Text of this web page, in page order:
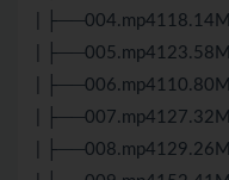
| ├──004.mp4118.14M
| ├──005.mp4123.58M
| ├──006.mp4110.80M
| ├──007.mp4127.32M
| ├──008.mp4129.26M